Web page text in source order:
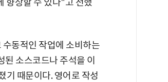
동적인 작업에 소비하는
소스코드나 주석을 이
기 때문이다. 영어로 작성